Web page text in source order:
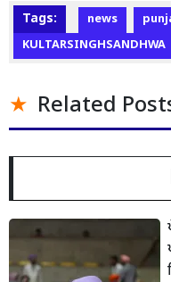
Tags: news
KULTARSINGHSANDHWA
Related